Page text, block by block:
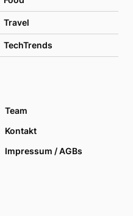
Travel
TechTrends
Team
Kontakt
Impressum / AGBs